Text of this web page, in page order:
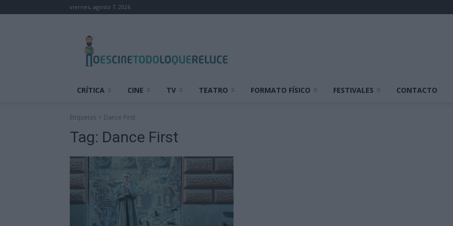
viernes, agosto 7, 2026
cine
todo
que
CRÍTICA CINE TV TEATRO FORMATO FÍSICO FESTIVALES CONTACTO
Etiquetas Dance First
Tag: Dance First